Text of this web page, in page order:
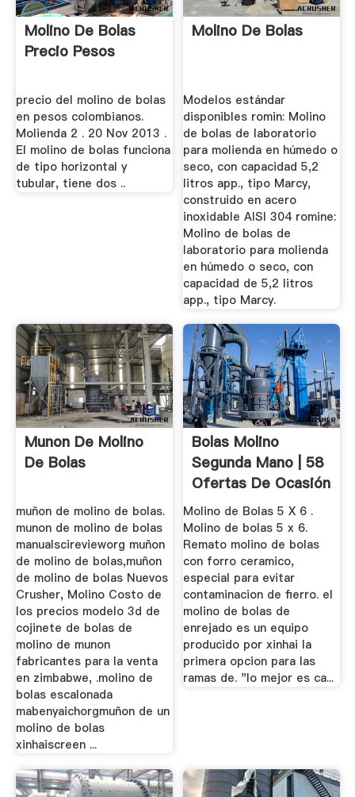
Molino De Bolas
Precio Pesos
precio del molino de bolas
en pesos colombianos.
Molienda 2 . 20 Nov 2013 .
El molino de bolas funciona
de tipo horizontal y
tubular, tiene dos ..
Molino De Bolas
Modelos estándar
disponibles romin: Molino
de bolas de laboratorio
para molienda en húmedo o
seco, con capacidad 5,2
litros app., tipo Marcy,
construido en acero
inoxidable AISI 304 romine:
Molino de bolas de
laboratorio para molienda
en húmedo o seco, con
capacidad de 5,2 litros
app., tipo Marcy.
Munon De Molino
De Bolas
muñon de molino de bolas.
munon de molino de bolas
manualscirevieworg muñon
de molino de bolas,muñon
de molino de bolas Nuevos
Crusher, Molino Costo de
los precios modelo 3d de
cojinete de bolas de
molino de munon
fabricantes para la venta
en zimbabwe, .molino de
bolas escalonada
mabenyaichorgmuñon de un
molino de bolas
xinhaiscreen ...
Bolas Molino
Segunda Mano | 58
Ofertas De Ocasión
Molino de Bolas 5 X 6 .
Molino de bolas 5 x 6.
Remato molino de bolas
con forro ceramico,
especial para evitar
contaminacion de fierro. el
molino de bolas de
enrejado es un equipo
producido por xinhai la
primera opcion para las
ramas de. "lo mejor es ca...